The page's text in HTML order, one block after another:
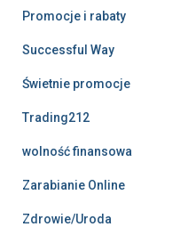
Promocje i rabaty
Successful Way
Świetnie promocje
Trading212
wolność finansowa
Zarabianie Online
Zdrowie/Uroda